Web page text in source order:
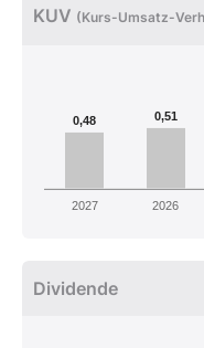
KUV (Kurs-Umsatz-
0,48 0,51
2027 2026
Dividende